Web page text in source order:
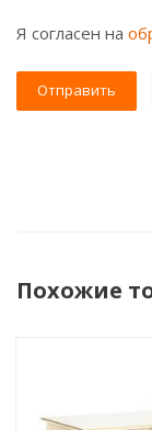
Я согласен на
Похожие